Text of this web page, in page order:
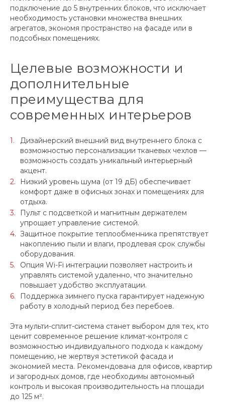
подключение до 5 внутренних блоков, что исключает
необходимость установки множества внешних
агрегатов, экономя пространство на фасаде или в
подсобных помещениях.
Целевые возможности и
дополнительные
преимущества для
современных интерьеров
Дизайнерский внешний вид внутреннего блока с
возможностью персонализации тканевых чехлов —
возможность создать уникальный интерьерный
акцент.
Низкий уровень шума (от 19 дБ) обеспечивает
комфорт даже в офисных зонах и помещениях для
отдыха.
Пульт с подсветкой и магнитным держателем
упрощает управление системой.
Защитное покрытие теплообменника препятствует
накоплению пыли и влаги, продлевая срок службы
оборудования.
Опция Wi-Fi интеграции позволяет настроить и
управлять системой удаленно, что значительно
повышает удобство эксплуатации.
Поддержка зимнего пуска гарантирует надежную
работу в холодный период без перебоев.
Эта мульти-сплит-система станет выбором для тех, кто
ценит современное решение климат-контроля с
возможностью индивидуального подхода к каждому
помещению, не жертвуя эстетикой фасада и
экономией места. Рекомендована для офисов, квартир
и загородных домов, где необходимы автономный
контроль и высокая производительность на площади
до 125 м².